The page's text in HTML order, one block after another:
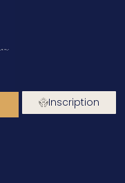
Inscription